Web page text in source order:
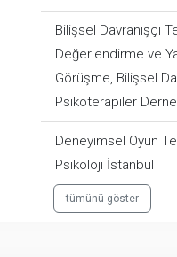
Bilişsel Davranışçı
Değerlendirme ve
Görüşme, Bilişsel
Psikoterapiler
Deneyimsel Oyun
Psikoloji İstanbul
tümünü göster